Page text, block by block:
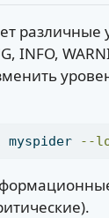
различные
INFO,
myspider --